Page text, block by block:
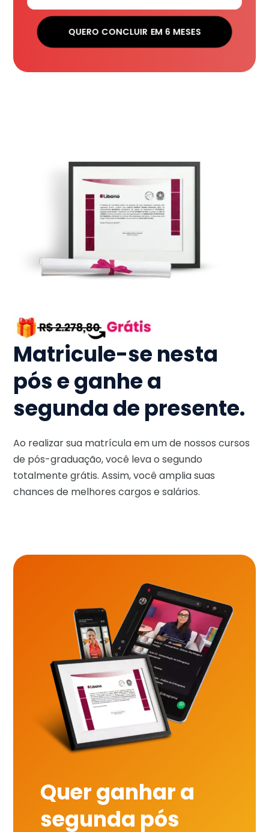
QUERO CONCLUIR EM 6 MESES
Matricule-se nesta
pós e ganhe a
segunda de presente.
Ao realizar sua matrícula em um de nossos cursos
de pós-graduação, você leva o segundo
totalmente grátis. Assim, você amplia suas
chances de melhores cargos e salários.
Quer ganhar a
segunda pós